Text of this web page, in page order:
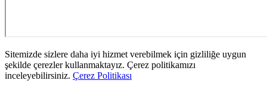
Sitemizde sizlere daha iyi hizmet verebilmek için gizliliğe uygun
şekilde çerezler kullanmaktayız. Çerez politikamızı
inceleyebilirsiniz. Çerez Politikası